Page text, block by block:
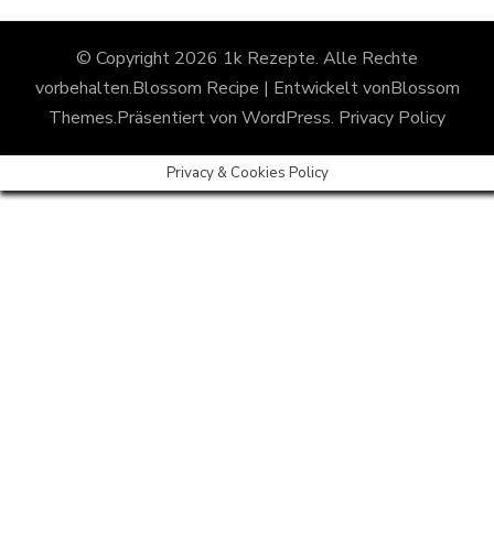
© Copyright 2026 1k Rezepte. Alle Rechte
vorbehalten.Blossom Recipe | Entwickelt vonBlossom
Themes.Präsentiert von WordPress. Privacy Policy
Privacy & Cookies Policy